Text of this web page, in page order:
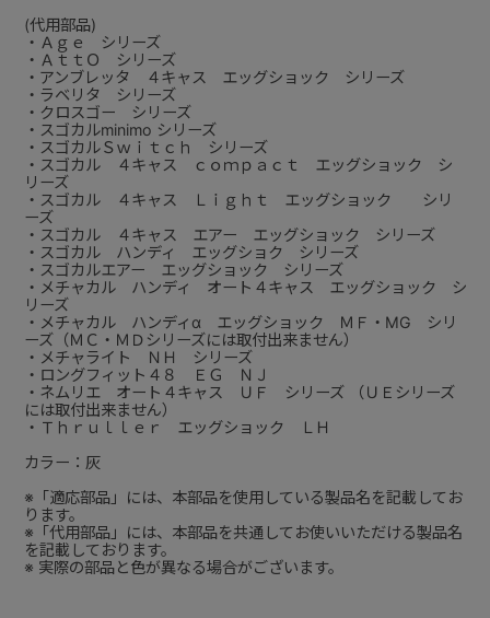
(代用部品)
・Ａｇｅ シリーズ
・ＡｔｔＯ シリーズ
・アンブレッタ ４キャス エッグショック シリーズ
・ラベリタ シリーズ
・クロスゴー シリーズ
・スゴカルminimo シリーズ
・スゴカルＳｗｉｔｃｈ シリーズ
・スゴカル ４キャス ｃｏｍｐａｃｔ エッグショック シ
リーズ
・スゴカル ４キャス Ｌｉｇｈｔ エッグショック シリ
ーズ
・スゴカル ４キャス エアー エッグショック シリーズ
・スゴカル ハンディ エッグショク シリーズ
・スゴカルエアー エッグショック シリーズ
・メチャカル ハンディ オート４キャス エッグショック シ
リーズ
・メチャカル ハンディα エッグショック ＭＦ・MG シリ
ーズ（ＭＣ・ＭＤシリーズには取付出来ません）
・メチャライト ＮＨ シリーズ
・ロングフィット４８ ＥＧ ＮＪ
・ネムリエ オート４キャス ＵＦ シリーズ （ＵＥシリーズ
には取付出来ません）
・Ｔｈｒｕｌｌｅｒ エッグショック ＬＨ
カラー：灰
※「適応部品」には、本部品を使用している製品名を記載してお
ります。
※「代用部品」には、本部品を共通してお使いいただける製品名
を記載しております。
※ 実際の部品と色が異なる場合がございます。